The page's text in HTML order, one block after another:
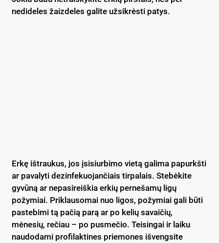
nedideles žaizdeles galite užsikrėsti patys.
Erkę ištraukus, jos įsisiurbimo vietą galima papurkšti
ar pavalyti dezinfekuojančiais tirpalais. Stebėkite
gyvūną ar nepasireiškia erkių pernešamų ligų
požymiai. Priklausomai nuo ligos, požymiai gali būti
pastebimi tą pačią parą ar po kelių savaičių,
mėnesių, rečiau – po pusmečio. Teisingai ir laiku
naudodami profilaktines priemones išvengsite